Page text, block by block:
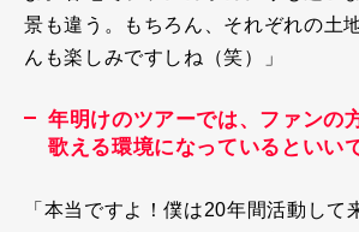
景も違う。もちろん、それぞれの土
んも楽しみですしね（笑）」
年明けのツアーでは、ファンの
歌える環境になっているといい
「本当ですよ！僕は20年間活動して